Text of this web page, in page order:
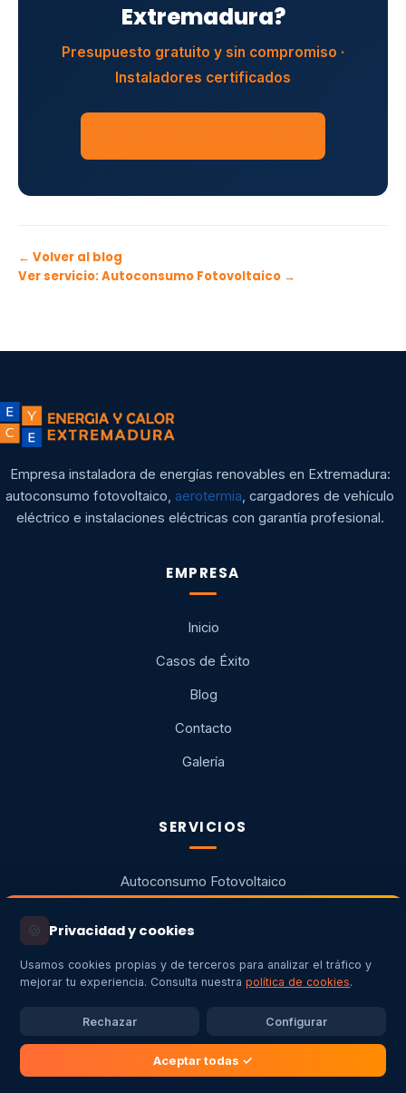
Extremadura?
Presupuesto gratuito y sin compromiso ·
Instaladores certificados
← Volver al blog
Ver servicio: Autoconsumo Fotovoltaico →
Empresa instaladora de energías renovables en Extremadura:
autoconsumo fotovoltaico,aerotermia , cargadores de vehículo
eléctrico e instalaciones eléctricas con garantía profesional.
EMPRESA
Inicio
Casos de Éxito
Blog
Contacto
Galería
SERVICIOS
Autoconsumo Fotovoltaico
Instalaciones Eléctricas
Legalizaciones y Subvenciones
Mantenimiento y SAT
🍪 Privacidad y cookies
Usamos cookies propias y de terceros para analizar el tráfico y
mejorar tu experiencia. Consulta nuestrapolítica de cookies.
Rechazar Configurar
Aceptar todas ✓